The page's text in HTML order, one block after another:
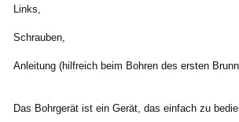
Links,
Schrauben,
Anleitung (hilfreich beim Bohren des ersten
Das Bohrgerät ist ein Gerät, das einfach zu